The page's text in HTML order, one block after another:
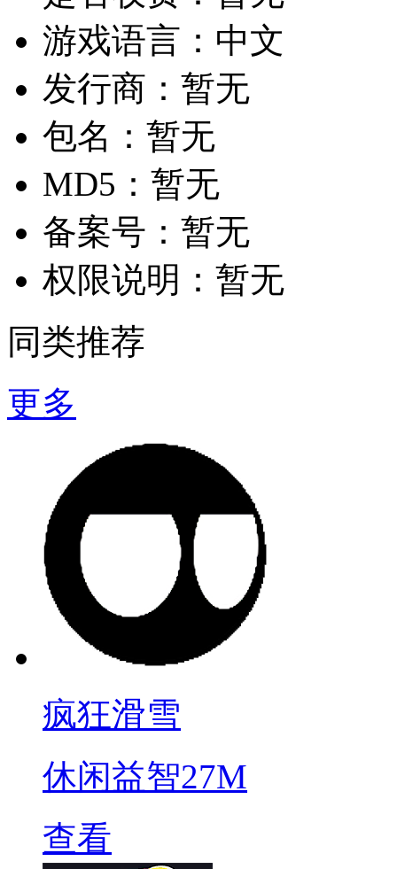
游戏语言： 中文
发行商： 暂无
包名： 暂无
MD5： 暂无
备案号： 暂无
权限说明： 暂无
同类推荐
更多
疯狂滑雪
休闲益智27M
查看